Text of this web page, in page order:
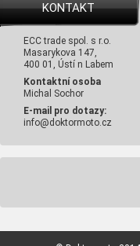
KONTAKT
ECC trade spol. s r.o.
Masarykova 147,
400 01, Ústí n Labem
Kontaktní osoba
Michal Sochor
E-mail pro dotazy:
info@doktormoto.cz